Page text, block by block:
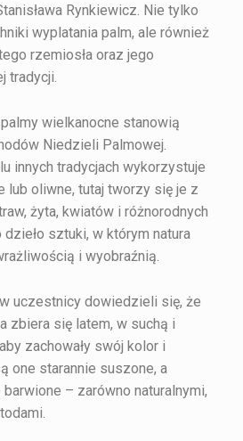
Rynkiewicz. Nie tylko
wyplatania palm, ale również
rzemiosła oraz jego
tradycji.
wielkanocne stanowią
Niedzieli Palmowej.
innych tradycjach wykorzystuje
lub oliwne, tutaj tworzy się je z
żyta, kwiatów i różnorodnych
dzieło sztuki, w którym natura
i wyobraźnią.
uczestnicy dowiedzieli się, że
zbiera się latem, w suchą i
zachowały swój kolor i
one starannie suszone, a
– zarówno naturalnymi,